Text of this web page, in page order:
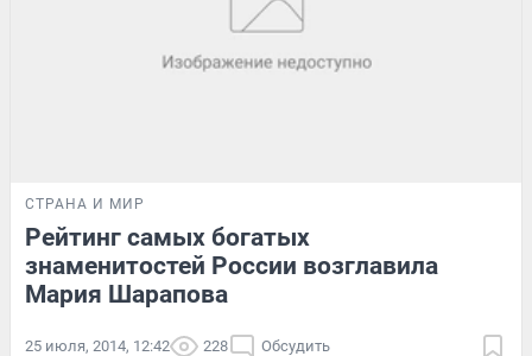
СТРАНА И МИР
Рейтинг самых богатых
знаменитостей России возглавила
Мария Шарапова
25 июля, 2014, 12:42 228 Обсудить